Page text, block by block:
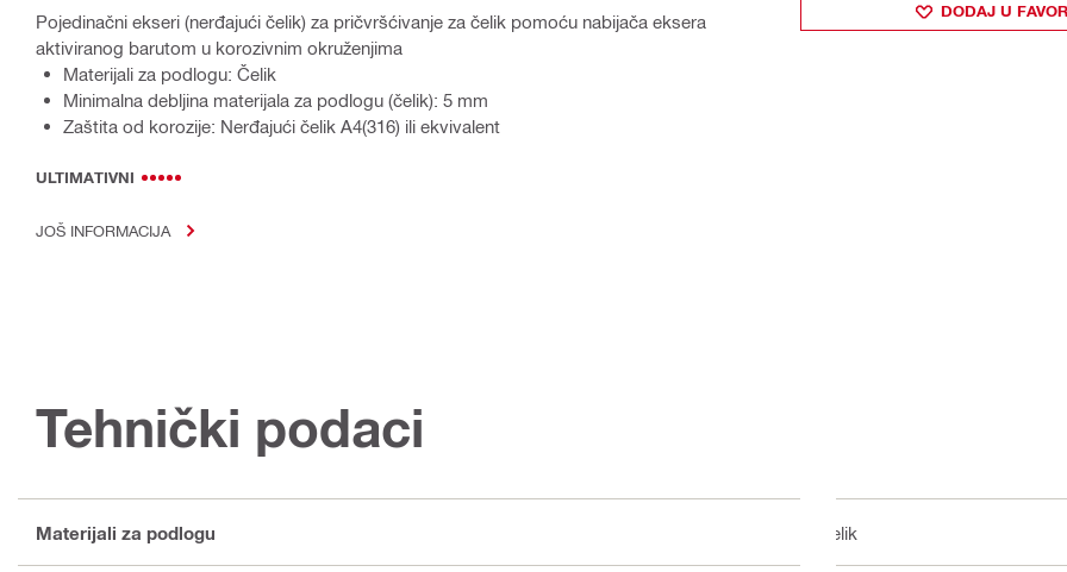
Pojedinačni ekseri (nerđajući čelik) za pričvršćivanje za čelik pomoću nabijača eksera
aktiviranog barutom u korozivnim okruženjima
Materijali za podlogu: Čelik
Minimalna debljina materijala za podlogu (čelik): 5 mm
Zaštita od korozije: Nerđajući čelik A4(316) ili ekvivalent
ULTIMATIVNI
JOŠ INFORMACIJA
DODAJ U
Tehnički podaci
Materijali za podlogu Čelik